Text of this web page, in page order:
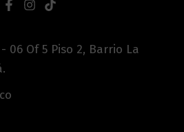
06 Of 5 Piso 2, Barrio La